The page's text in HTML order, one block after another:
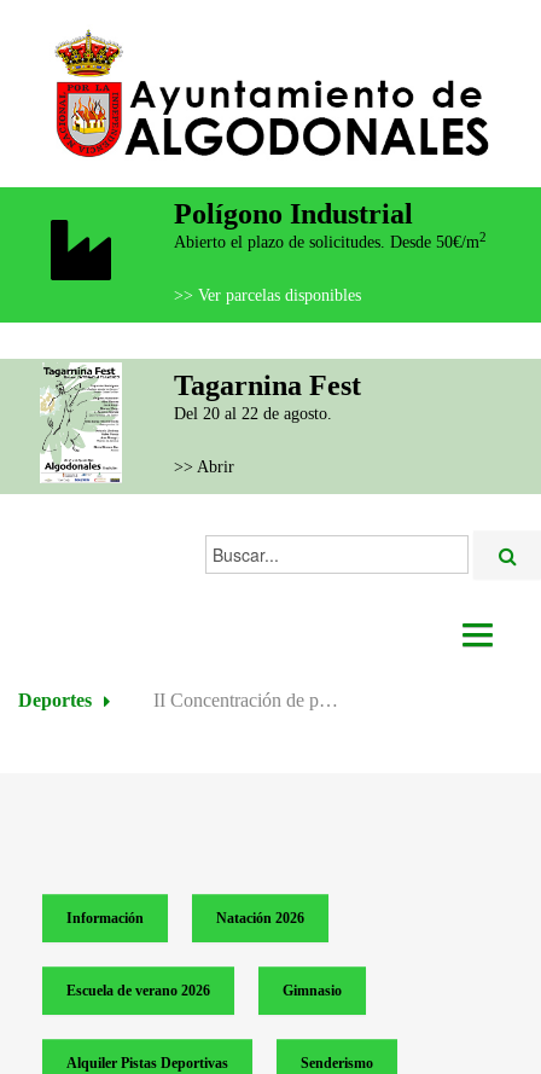
Polígono Industrial
Abierto el plazo de solicitudes. Desde 50€/m2
>> Ver parcelas disponibles
Tagarnina Fest
Del 20 al 22 de agosto.
>> Abrir
Buscar...
AYUNTAMIENTO
SEDE ELECTRÓNICA
Deportes II Concentración de parapente - Voleteras Algodonales
Información Natación 2026
Escuela de verano 2026 Gimnasio
Alquiler Pistas Deportivas Senderismo